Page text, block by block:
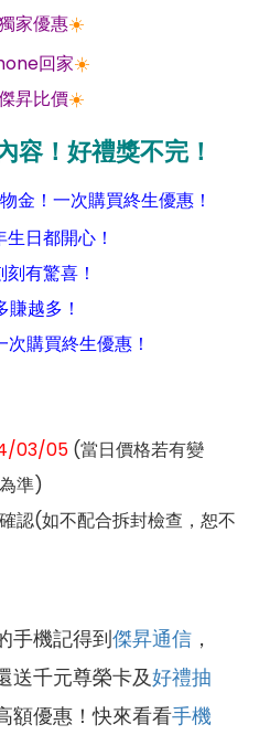
家優惠☀️
回家☀️
昇比價☀️
容！好禮獎不完！
金！一次購買終生優惠！
日都開心！
有驚喜！
越多！
購買終生優惠！
03/05 (當日價格若有變
準)
認(如不配合拆封檢查，恕不
手機記得到傑昇通信 ，
送千元尊榮卡及好禮抽
額優惠！快來看看手機